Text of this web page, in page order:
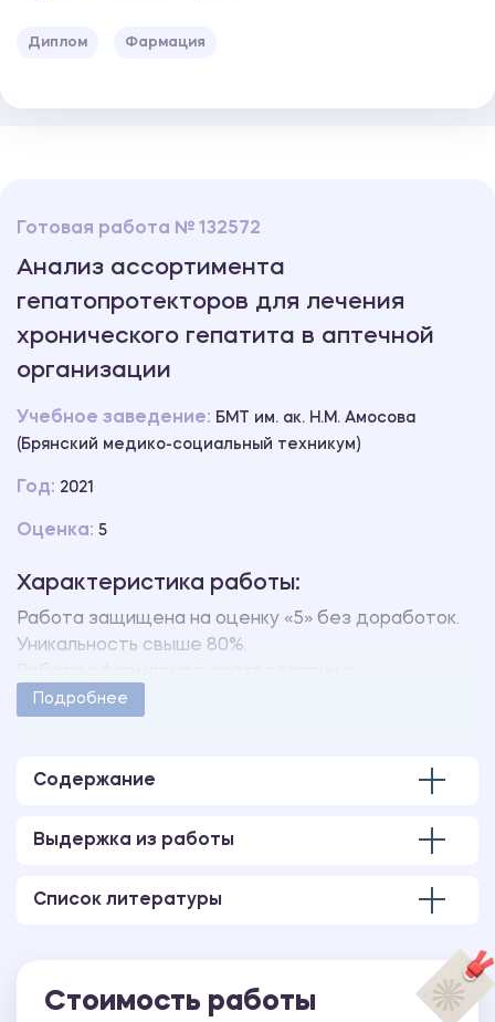
Диплом Фармация
Готовая работа № 132572
Анализ ассортимента
гепатопротекторов для лечения
хронического гепатита в аптечной
организации
Учебное заведение: БМТ им. ак. Н.М. Амосова
(Брянский медико-социальный техникум)
Год: 2021
Оценка: 5
Характеристика работы:
Работа защищена на оценку «5» без доработок.
Уникальность свыше 80%.
методическими указаниями учебного заведения.
Подробнее
Содержание
Выдержка из работы
Список литературы
Стоимость работы